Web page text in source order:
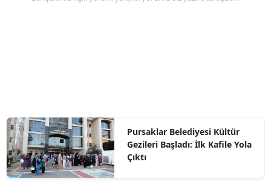
Pursaklar Belediyesi Kültür
Gezileri Başladı: İlk Kafile Yola
Çıktı